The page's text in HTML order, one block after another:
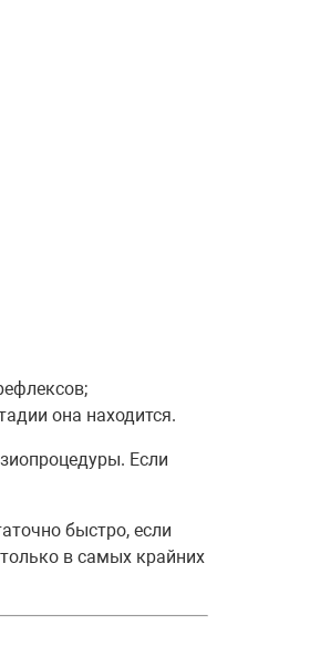
она находится.
Если
быстро, если
в самых крайних